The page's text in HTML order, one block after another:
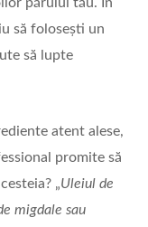
să folosești un
să lupte
atent alese,
promite să
„Uleiul de
migdale sau